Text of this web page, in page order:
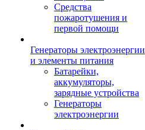
Средства
пожаротушения и
первой помощи
Генераторы электроэнергии
и элементы питания
Батарейки,
аккумуляторы,
зарядные устройства
Генераторы
электроэнергии